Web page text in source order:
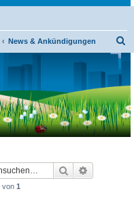
News & Ankündigungen
h
e
Suche
von 1